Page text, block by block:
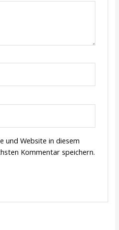
und Website in diesem
Kommentar speichern.